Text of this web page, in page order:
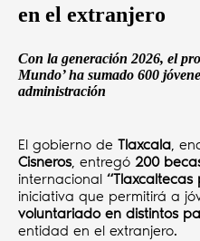
en el extranjero
Con la generación 2026, el
Mundo’ ha sumado 600
administración
El gobierno de Tlaxcala,
Cisneros, entregó 200
internacional
iniciativa que permitirá a
voluntariado en distintos
entidad en el extranjero.